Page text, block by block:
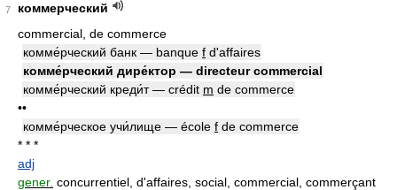
7
коммерческий
commercial, de commerce
комме́рческий банк — banque f d'affaires
комме́рческий дире́ктор — directeur commercial
комме́рческий креди́т — crédit m de commerce
••
комме́рческое учи́лище — école f de commerce
* * *
adj
gener. concurrentiel, d'affaires, social, commercial, commerçant